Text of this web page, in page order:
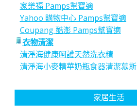
家樂福 Pamps幫寶適
Yahoo 購物中心 Pamps幫寶適
Coupang 酷澎 Pamps幫寶適
衣物清潔
清淨海健康呵護天然洗衣精
清淨海小麥精華奶瓶食器清潔慕斯
家居生活